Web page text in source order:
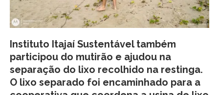
Instituto Itajaí Sustentável também
participou do mutirão e ajudou na
separação do lixo recolhido na restinga.
O lixo separado foi encaminhado para a